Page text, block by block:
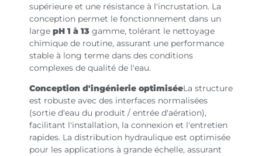
supérieure et une résistance à l'incrustation. La
conception permet le fonctionnement dans un
large pH 1 à 13 gamme, tolérant le nettoyage
chimique de routine, assurant une performance
stable à long terme dans des conditions
complexes de qualité de l'eau.
Conception d'ingénierie optimiséeLa structure
est robuste avec des interfaces normalisées
(sortie d'eau du produit / entrée d'aération),
facilitant l'installation, la connexion et l'entretien
rapides. La distribution hydraulique est optimisée
pour les applications à grande échelle, assurant